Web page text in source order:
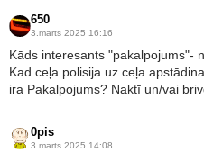
650
3.marts 2025 16:16
Kāds interesants "pakalpojums"-
Kad ceļa polisija uz ceļa
ira Pakalpojums? Naktī un/vai
0pis
3.marts 2025 14:08